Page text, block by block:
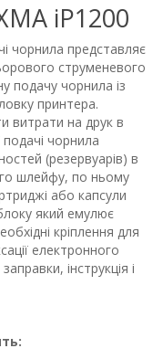
iP1200
чорнила представляє
струменевого
подачу чорнила із
принтера.
витрати на друк в
чорнила
(резервуарів) в
шлейфу, по ньому
або капсули
який емулює
кріплення для
електронного
інструкція і